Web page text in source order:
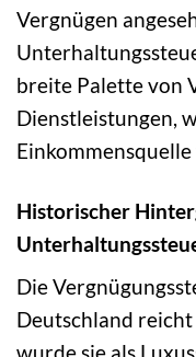
Vergnügen
breite Palette von
Dienstleistungen,
Historischer
Die
Deutschland